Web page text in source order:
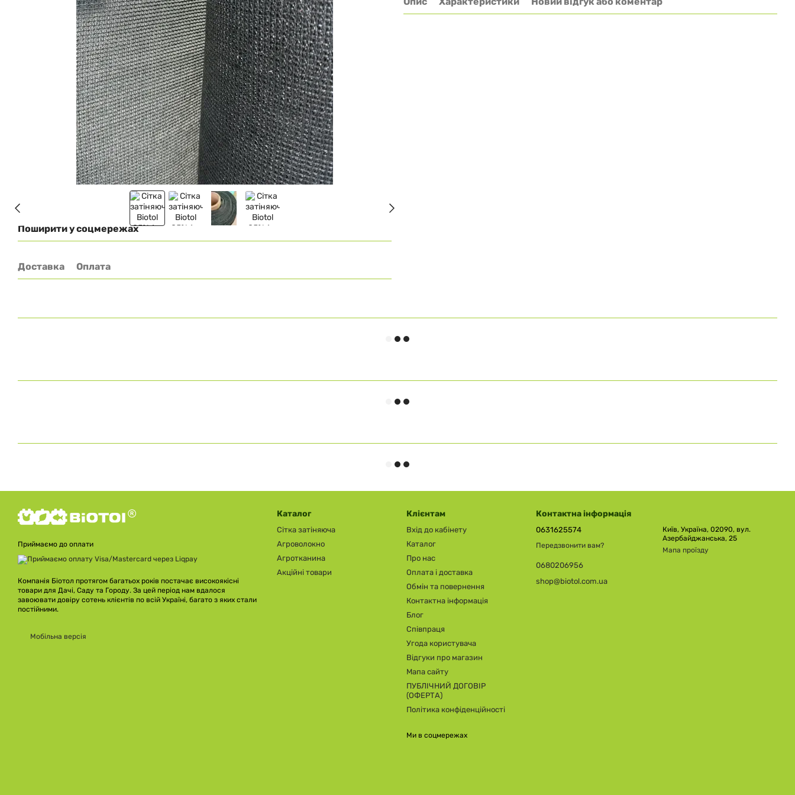
Поширити у соцмережах
Доставка Оплата
Приймаємо до оплати
Компанія Біотол протягом багатьох років постачає високоякісні
товари для Дачі, Саду та Городу. За цей період нам вдалося
завоювати довіру сотень клієнтів по всій Україні, багато з яких стали
постійними.
Мобільна версія
Каталог
Сітка затіняюча
Агроволокно
Агротканина
Акційні товари
Клієнтам
Вхід до кабінету
Каталог
Про нас
Оплата і доставка
Обмін та повернення
Контактна інформація
Блог
Співпраця
Угода користувача
Відгуки про магазин
Мапа сайту
ПУБЛІЧНИЙ ДОГОВІР
(ОФЕРТА)
Політика конфіденційності
Ми в соцмережах
Контактна інформація
0631625574
Передзвонити вам?
0680206956
shop@biotol.com.ua
Київ, Україна, 02090, вул.
Азербайджанська, 25
Мапа проїзду